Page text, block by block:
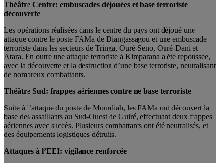
Théâtre Centre: embuscades déjouées et base terroriste
découverte
Les opérations réalisées dans le centre du pays ont déjoué une
attaque contre le poste FAMa de Diangassagou et une embuscade
terroriste dans les secteurs de Tringa, Ouré-Seno, Ouré-Dani et
Atara. En outre une attaque terroriste à Kimparana a été repoussée,
avec la découverte et la destruction d’une base terroriste, neutralisant
de nombreux combattants.
Théâtre Sud: frappes aériennes contre ne base terroriste
Suite à l’attaque du poste de Mourdiah, les FAMa ont découvert la
base des assaillants au Sud-Ouest de Guiré, effectuant deux frappes
aériennes avec succès. Plusieurs combattants ont été neutralisés, et
des équipements logistiques détruits.
Attaques à l’EEI: vigilance renforcée